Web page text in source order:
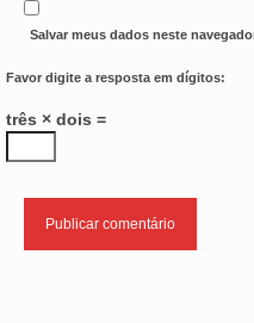
Salvar meus dados neste
Favor digite a resposta em dígitos:
três × dois =